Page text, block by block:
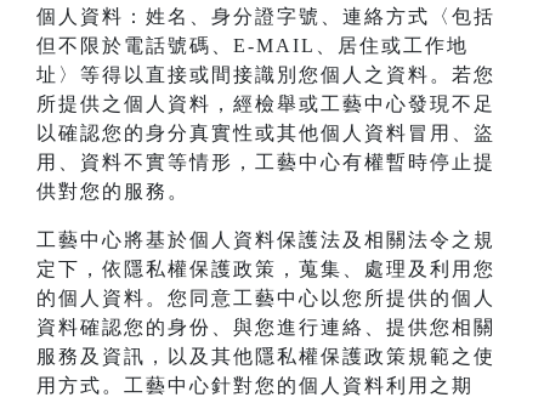
個人資料：姓名、身分證字號、連絡方式〈包括
但不限於電話號碼、E-MAIL、居住或工作地
址〉等得以直接或間接識別您個人之資料。若您
所提供之個人資料，經檢舉或工藝中心發現不足
以確認您的身分真實性或其他個人資料冒用、盜
用、資料不實等情形，工藝中心有權暫時停止提
供對您的服務。
工藝中心將基於個人資料保護法及相關法令之規
定下，依隱私權保護政策，蒐集、處理及利用您
的個人資料。您同意工藝中心以您所提供的個人
資料確認您的身份、與您進行連絡、提供您相關
服務及資訊，以及其他隱私權保護政策規範之使
用方式。工藝中心針對您的個人資料利用之期